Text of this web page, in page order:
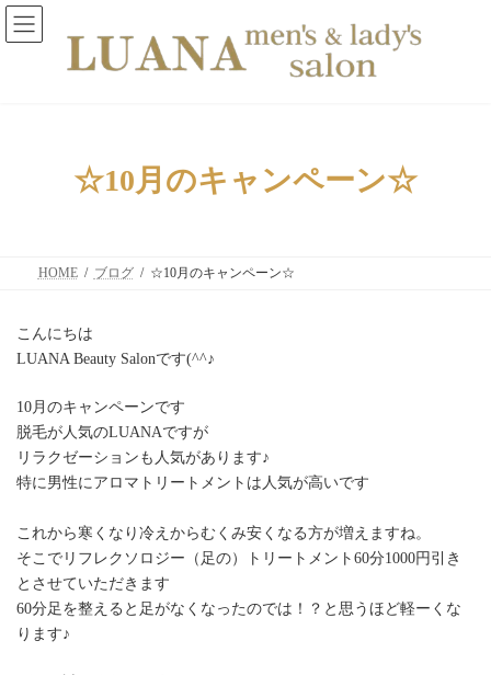
コ
ン
テ
ナ
ビ
ゲ
☆10月のキャンペーン☆
HOME ブログ ☆10月のキャンペーン☆
こんにちは
LUANA Beauty Salonです(^^♪
10月のキャンペーンです
脱毛が人気のLUANAですが
リラクゼーションも人気があります♪
特に男性にアロマトリートメントは人気が高いです
これから寒くなり冷えからむくみ安くなる方が増えますね。
そこでリフレクソロジー（足の）トリートメント60分1000円引き
とさせていただきます
60分足を整えると足がなくなったのでは！？と思うほど軽ーくな
ります♪